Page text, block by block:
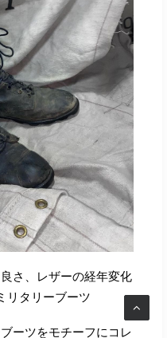
さ、レザーの経年変化
リタリーブーツ
ーツをモチーフにコレ